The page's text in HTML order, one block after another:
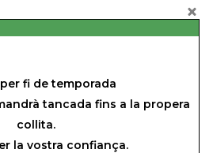
fi de temporada
tancada fins a la propera
collita.
la vostra confiança.